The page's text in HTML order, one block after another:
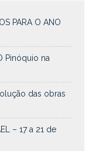
PARA O ANO
Pinóquio na
das obras
– 17 a 21 de